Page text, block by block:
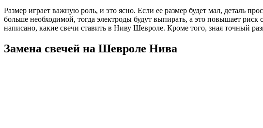
Размер играет важную роль, и это ясно. Если ее размер будет мал, деталь
больше необходимой, тогда электроды будут выпирать, а это повышает
написано, какие свечи ставить в Ниву Шевроле. Кроме того, зная точный
Замена свечей на Шевроле Нива